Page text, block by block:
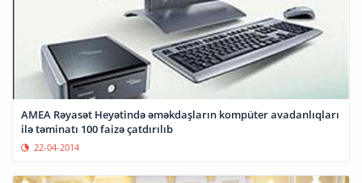
AMEA Rəyasət Heyətində əməkdaşların kompüter avadanlıqları
ilə təminatı 100 faizə çatdırılıb
22-04-2014